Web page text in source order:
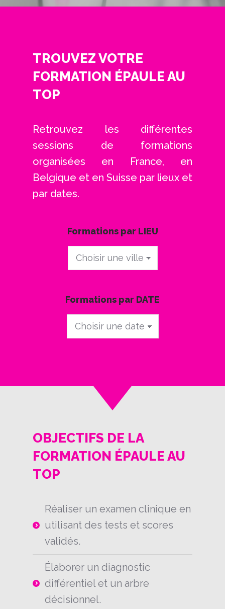
TROUVEZ VOTRE
FORMATION ÉPAULE AU
TOP
Retrouvez les différentes
sessions de formations
organisées en France, en
Belgique et en Suisse par lieux et
par dates.
Formations par LIEU
Formations
par
Formations par DATE
Formations
par
OBJECTIFS DE LA
FORMATION ÉPAULE AU
TOP
Réaliser un examen clinique en
utilisant des tests et scores
validés.
Élaborer un diagnostic
différentiel et un arbre
décisionnel.